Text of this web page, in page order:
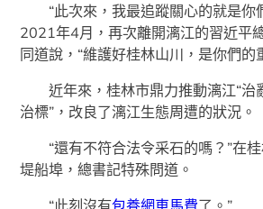
“此次來，我最追蹤關心的就是你
2021年4月，再次離開漓江的習近平
同道說，“維護好桂林山川，是你們的
近年來，桂林市鼎力推動漓江“治
治標”，改良了漓江生態周遭的狀況。
“還有不符合法令采石的嗎？”在
堤船埠，總書記特殊問道。